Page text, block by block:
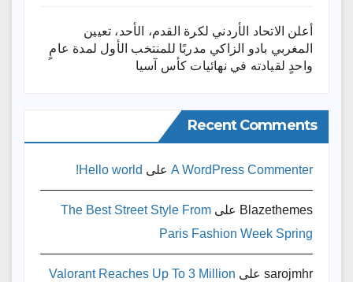
أعلن الاتحاد الأردني لكرة القدم، الأحد، تعيين
المغربي بادو الزاكي مدربًا للمنتخب الأول لمدة عامٍ
واحدٍ لقيادته ​في نهائيات كأس آسيا
Recent Comments
A WordPress Commenter على Hello world!
Blazethemes على The Best Street Style From
Paris Fashion Week Spring
sarojmhr على Valorant Reaches Up To 3 Million